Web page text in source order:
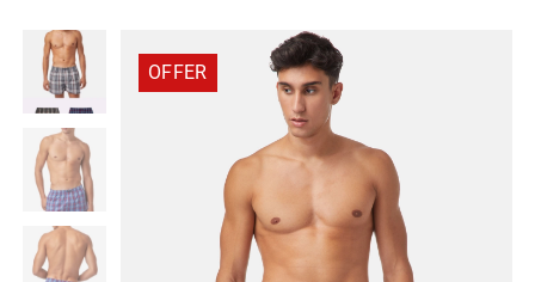
Αγόρι
Κορίτσι
Εσώρουχα
OFFER